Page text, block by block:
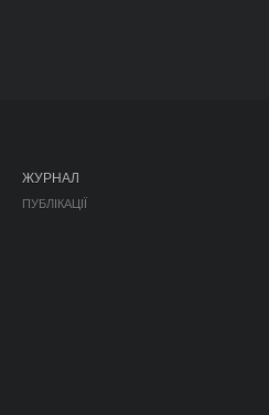
ЖУРНАЛ
ПУБЛІКАЦІЇ